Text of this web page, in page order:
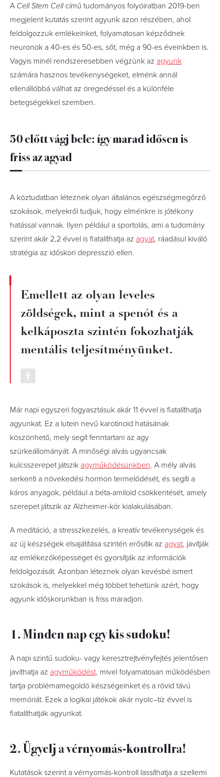
A Cell Stem Cellcímű tudományos folyóiratban 2019-ben
megjelent kutatás szerint agyunk azon részében, ahol
feldolgozzuk emlékeinket, folyamatosan képződnek
neuronok a 40-es és 50-es, sőt, még a 90-es éveinkben is.
Vagyis minél rendszeresebben végzünk az agyunk
számára hasznos tevékenységeket, elménk annál
ellenállóbbá válhat az öregedéssel és a különféle
betegségekkel szemben.
50 előtt vágj bele: így marad idősen is
friss az agyad
A köztudatban léteznek olyan általános egészségmegőrző
szokások, melyekről tudjuk, hogy elménkre is jótékony
hatással vannak. Ilyen például a sportolás, ami a tudomány
szerint akár 2,2 évvel is fiatalíthatja az agyat, ráadásul kiváló
stratégia az időskori depresszió ellen.
Emellett az olyan leveles
zöldségek, mint a spenót és a
kelkáposzta szintén fokozhatják
mentális teljesítményünket.
Már napi egyszeri fogyasztásuk akár 11 évvel is fiatalíthatja
agyunkat. Ez a lutein nevű karotinoid hatásának
köszönhető, mely segít fenntartani az agy
szürkeállományát. A minőségi alvás ugyancsak
kulcsszerepet játszik agyműködésünkben. A mély alvás
serkenti a növekedési hormon termelődését, és segíti a
káros anyagok, például a béta-amiloid csökkentését, amely
szerepet játszik az Alzheimer-kór kialakulásában.
A meditáció, a stresszkezelés, a kreatív tevékenységek és
az új készségek elsajátítása szintén erősítik az agyat, javítják
az emlékezőképességet és gyorsítják az információk
feldolgozását. Azonban léteznek olyan kevésbé ismert
szokások is, melyekkel még többet tehetünk azért, hogy
agyunk időskorunkban is friss maradjon.
1. Minden nap egy kis sudoku!
A napi szintű sudoku- vagy keresztrejtvényfejtés jelentősen
javíthatja az agyműködést, mivel folyamatosan működésben
tartja problémamegoldó készségeinket és a rövid távú
memóriát. Ezek a logikai játékok akár nyolc–tíz évvel is
fiatalíthatják agyunkat.
2. Ügyelj a vérnyomás-kontrollra!
Kutatások szerint a vérnyomás-kontroll lassíthatja a szellemi